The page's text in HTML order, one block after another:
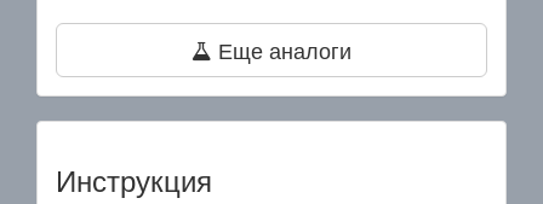
Еще аналоги
Инструкция